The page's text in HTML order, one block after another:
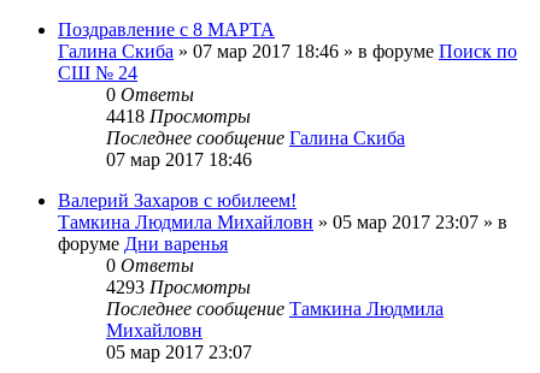
Поздравление с 8 МАРТА
Галина Скиба » 07 мар 2017 18:46 » в форуме Поиск по
СШ № 24
0 Ответы
4418 Просмотры
Последнее сообщение Галина Скиба
07 мар 2017 18:46
Валерий Захаров с юбилеем!
Тамкина Людмила Михайловн » 05 мар 2017 23:07 » в
форуме Дни варенья
0 Ответы
4293 Просмотры
Последнее сообщение Тамкина Людмила
Михайловн
05 мар 2017 23:07